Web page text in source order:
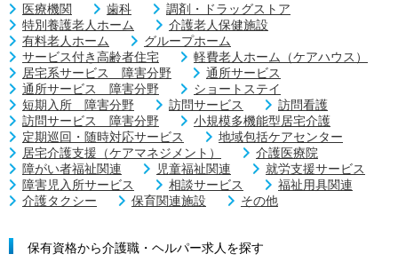
医療機関 歯科
調剤・ドラッグストア
特別養護老人ホーム
介護老人保健施設
有料老人ホーム
グループホーム
サービス付き高齢者住宅
軽費老人ホーム（ケアハウス）
居宅系サービス 障害分野
通所サービス
通所サービス 障害分野
ショートステイ
短期入所 障害分野
訪問サービス
訪問看護
訪問サービス 障害分野
小規模多機能型居宅介護
定期巡回・随時対応サービス
地域包括ケアセンター
居宅介護支援（ケアマネジメント）
介護医療院
障がい者福祉関連
児童福祉関連
就労支援サービス
障害児入所サービス
相談サービス
福祉用具関連
介護タクシー
保育関連施設 その他
保有資格から介護職・ヘルパー求人を探す